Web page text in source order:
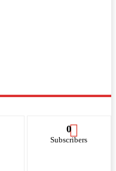
0
Subscribers